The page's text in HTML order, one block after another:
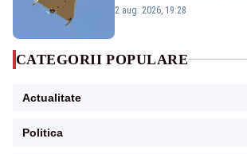
României. Au fost
2 aug. 2026, 19:28
CATEGORII POPULARE
Actualitate
Politica